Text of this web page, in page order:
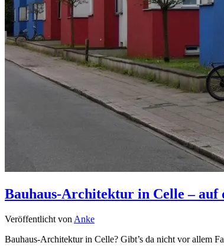
Bauhaus-Architektur in Celle – auf
Veröffentlicht von Anke
Bauhaus-Architektur in Celle? Gibt’s da nicht vor allem